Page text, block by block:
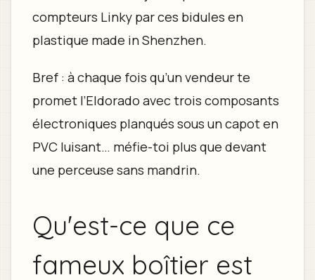
compteurs Linky par ces bidules en
plastique made in Shenzhen.
Bref : à chaque fois qu’un vendeur te
promet l’Eldorado avec trois composants
électroniques planqués sous un capot en
PVC luisant… méfie-toi plus que devant
une perceuse sans mandrin.
Qu'est-ce que ce
fameux boîtier est